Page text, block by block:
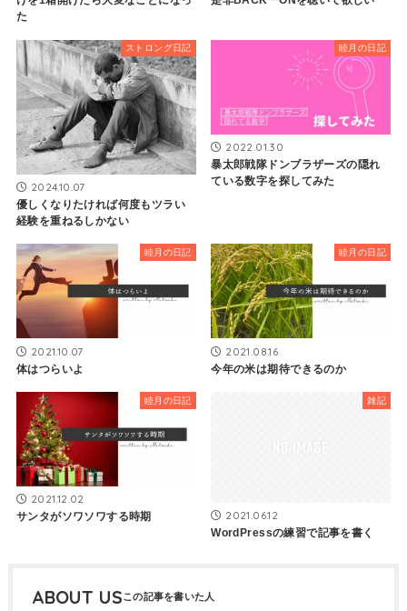
た
ストロング日記
2024.10.07
優しくなりたければ何度もツラい
経験を重ねるしかない
睦月の日記
2022.01.30
暴太郎戦隊ドンブラザーズの隠れ
ている数字を探してみた
睦月の日記
2021.10.07
体はつらいよ
睦月の日記
2021.08.16
今年の米は期待できるのか
睦月の日記
2021.12.02
サンタがソワソワする時期
雑記
2021.06.12
WordPressの練習で記事を書く
ABOUT US